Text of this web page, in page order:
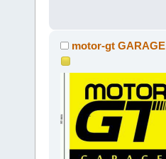
motor-gt GARAGE